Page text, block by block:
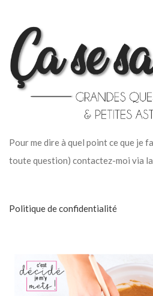
Pour me dire à quel point ce que je
toute question) contactez-moi via la
Politique de confidentialité